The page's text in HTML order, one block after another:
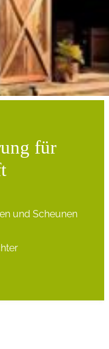
für
und Scheunen